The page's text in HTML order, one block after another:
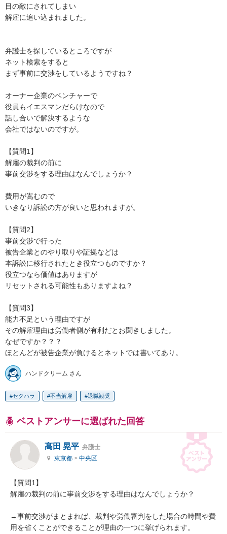
目の敵にされてしまい
解雇に追い込まれました。
弁護士を探しているところですが
ネット検索をすると
まず事前に交渉をしているようですね？
オーナー企業のベンチャーで
役員もイエスマンだらけなので
話し合いで解決するような
会社ではないのですが。
【質問1】
解雇の裁判の前に
事前交渉をする理由はなんでしょうか？
費用が嵩むので
いきなり訴訟の方が良いと思われますが。
【質問2】
事前交渉で行った
被告企業とのやり取りや証拠などは
本訴訟に移行されたとき役立つものですか？
役立つなら価値はありますが
リセットされる可能性もありますよね？
【質問3】
能力不足という理由ですが
その解雇理由は労働者側が有利だとお聞きしました。
なぜですか？？？
ほとんどが被告企業が負けるとネットでは書いてあり。
ハンドクリーム さん
セクハラ 不当解雇 退職勧奨
ベストアンサーに選ばれた回答
髙田 晃平 弁護士
東京都 > 中央区
【質問1】
解雇の裁判の前に事前交渉をする理由はなんでしょうか？
→事前交渉がまとまれば、裁判や労働審判をした場合の時間や費
用を省くことができることが理由の一つに挙げられます。